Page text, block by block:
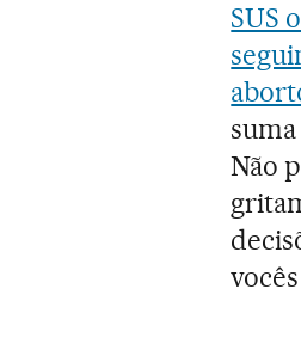
SUS
Não